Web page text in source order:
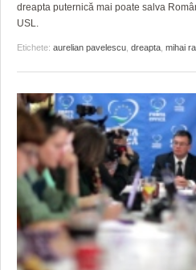
dreapta puternică mai poate salva
USL.
Etichete: aurelian pavelescu dreapta mihai